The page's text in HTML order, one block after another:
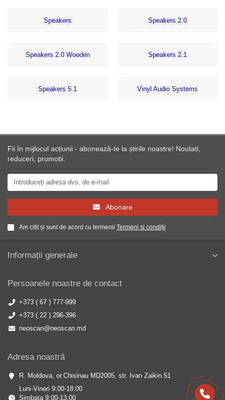
Speakers Speakers 2.0
Speakers 2.0 Wooden Speakers 2.1
Speakers 5.1 Vinyl Audio Systems
Fii în mijlocul acțiunii - abonează-te la știrile noastre! Noutati,
reduceri, promotii.
Abonare
Am citit și sunt de acord cu termenii Termeni si condiții
Informații generale
Persoanele noastre de contact
+373 ( 67 ) 777-999
+373 ( 22 ) 296-396
neoscan@neoscan.md
Adresa noastră
R. Moldova, or.Chisinau MD2005, str. Ivan Zaikin 51
Luni-Vineri 9:00-18:00
Simbata 9:00-13:00